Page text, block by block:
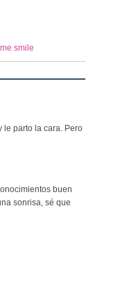
smile
le parto la cara. Pero
buen
sonrisa, sé que